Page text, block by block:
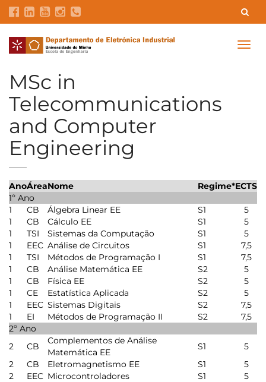
Contacts Intranet GDMI UMinho
MSc in
Telecommunications
and Computer
Engineering
AnoÁreaNome Regime*ECTS
1º Ano
1
CB Álgebra Linear EE S1
5
1
CB Cálculo EE S1
5
1
TSI Sistemas da Computação S1
5
1
EEC Análise de Circuitos S1
7,5
1
TSI Métodos de Programação I S1
7,5
1
CB Análise Matemática EE S2
5
1
CB Física EE S2
5
1
CE Estatística Aplicada S2
5
1
EEC Sistemas Digitais S2
7,5
1
EI Métodos de Programação II S2
7,5
2º Ano
2
CB
Complementos de Análise
Matemática EE
S1
5
2
CB Eletromagnetismo EE S1
5
2
EEC Microcontroladores S1
5